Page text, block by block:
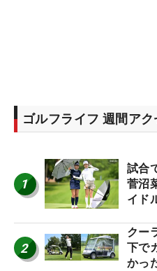
ゴルフライフ 週間ア
1
試合
菅沼
イド
2
クー
下で
かっ